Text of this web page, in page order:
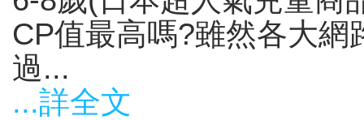
CP值最高嗎?雖然各大
過...
...詳全文